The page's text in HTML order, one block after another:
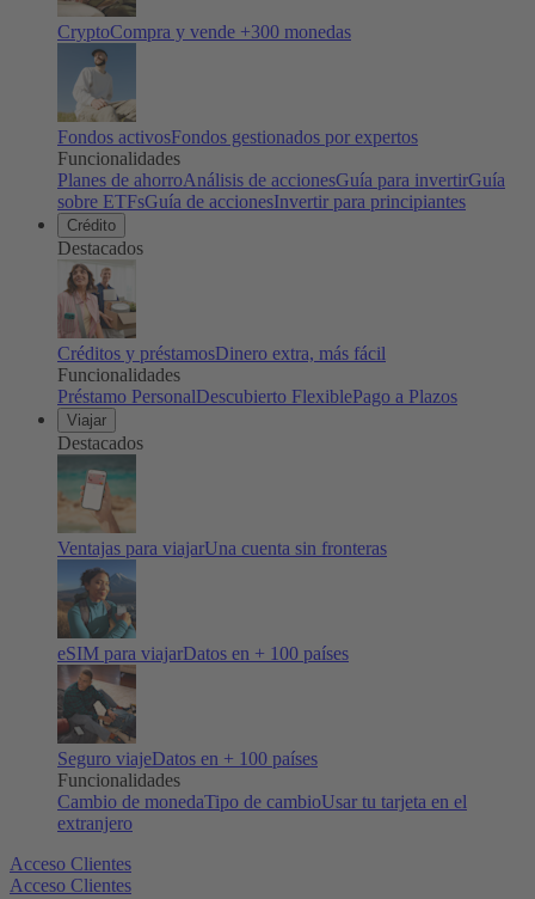
CryptoCompra y vende +300 monedas
Fondos activosFondos gestionados por expertos
Funcionalidades
Planes de ahorroAnálisis de accionesGuía para invertirGuía
sobre ETFsGuía de accionesInvertir para principiantes
Crédito
Destacados
Créditos y préstamosDinero extra, más fácil
Funcionalidades
Préstamo PersonalDescubierto FlexiblePago a Plazos
Viajar
Destacados
Ventajas para viajarUna cuenta sin fronteras
eSIM para viajarDatos en + 100 países
Seguro viajeDatos en + 100 países
Funcionalidades
Cambio de monedaTipo de cambioUsar tu tarjeta en el
extranjero
Acceso Clientes
Acceso Clientes